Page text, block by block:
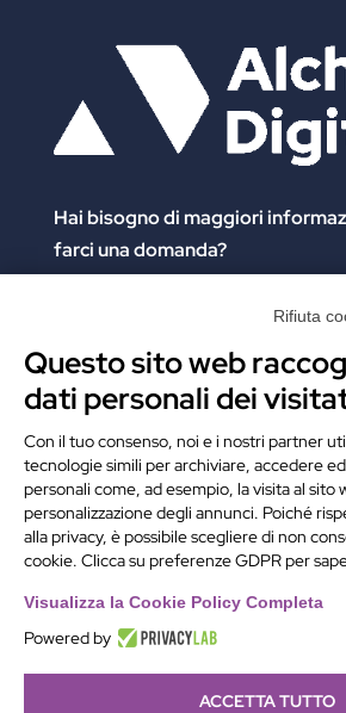
Hai bisogno di maggiori
farci una domanda?
Clicca e compila il form. Verrai
Contattaci
Alchimie Digitali Srl
Via Elia Rainusso, 110 – 41124 Modena (MO)
Tel.+39 059 260762– PI IT02963460361
REA Modena 01/02/2005 N. 346879
Capitale sociale 20.000 Euro i.v.
PEC:alchimiedigitali@pec.adigitali.it
Rifiuta
Questo sito web
dati personali dei
Con il tuo consenso, noi e i nostri partner
tecnologie simili per archiviare, accedere
personali come, ad esempio, la visita al sito
personalizzazione degli annunci. Poiché
alla privacy, è possibile scegliere di non
cookie. Clicca su preferenze GDPR per
Visualizza la Cookie Policy Completa
Powered by
ACCETTA TUTTO